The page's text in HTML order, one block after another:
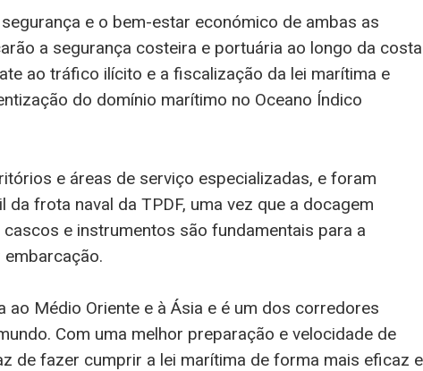
e o bem-estar económico de ambas as
a segurança costeira e portuária ao longo da costa
ao tráfico ilícito e a fiscalização da lei marítima e
do domínio marítimo no Oceano Índico
e áreas de serviço especializadas, e foram
frota naval da TPDF, uma vez que a docagem
e instrumentos são fundamentais para a
ao Médio Oriente e à Ásia e é um dos corredores
Com uma melhor preparação e velocidade de
de fazer cumprir a lei marítima de forma mais eficaz e